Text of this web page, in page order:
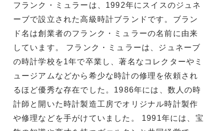
フランク・ミュラーは、1992年にスイスのジュネ
ーブで設立された高級時計ブランドです。ブラン
ド名は創業者のフランク・ミュラーの名前に由来
しています。 フランク・ミュラーは、ジュネーブ
の時計学校を1年で卒業し、著名なコレクターやミ
ュージアムなどから希少な時計の修理を依頼され
るほど優秀な存在でした。1986年には、数人の時
計師と開いた時計製造工房でオリジナル時計製作
や修理などを手がけていました。 1991年には、宝